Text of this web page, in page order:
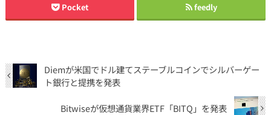
Pocket feedly
Diemが米国でドル建てステーブルコインでシルバーゲー
ト銀行と提携を発表
Bitwiseが仮想通貨業界ETF「BITQ」を発表